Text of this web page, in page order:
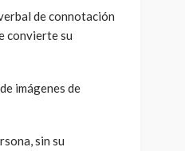
de connotación
convierte su
imágenes de
sin su